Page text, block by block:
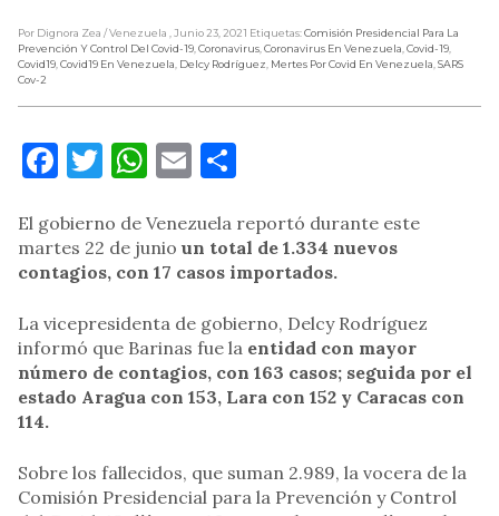
Por Dignora Zea / Venezuela , Junio 23, 2021 Etiquetas:Comisión Presidencial Para La
Prevención Y Control Del Covid-19,Coronavirus,Coronavirus En Venezuela,Covid-19,
Covid19,Covid19 En Venezuela, Delcy Rodríguez, Mertes Por Covid En Venezuela,SARS
Cov-2
Facebook
Twitter
WhatsApp
Email
El gobierno de Venezuela reportó durante este
martes 22 de junio un total de 1.334 nuevos
contagios, con 17 casos importados.
La vicepresidenta de gobierno, Delcy Rodríguez
informó que Barinas fue la entidad con mayor
número de contagios, con 163 casos; seguida por el
estado Aragua con 153, Lara con 152 y Caracas con
114.
Sobre los fallecidos, que suman 2.989, la vocera de la
Comisión Presidencial para la Prevención y Control